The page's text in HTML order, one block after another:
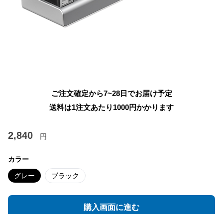
ご注文確定から7~28日でお届け予定
送料は1注文あたり 1000円かかります
2,840 円
カラー
グレー ブラック
購入画面に進む